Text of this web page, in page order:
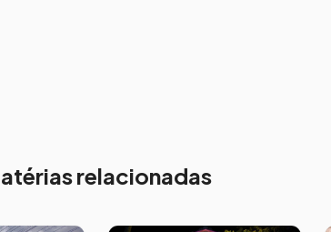
relacionadas